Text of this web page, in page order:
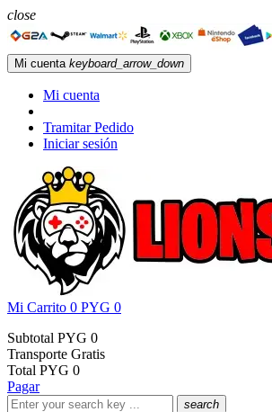
close
Mi cuenta keyboard_arrow_down
Mi cuenta
Tramitar Pedido
Iniciar sesión
Mi Carrito 0 PYG 0
Subtotal PYG 0
Transporte Gratis
Total PYG 0
Pagar
search